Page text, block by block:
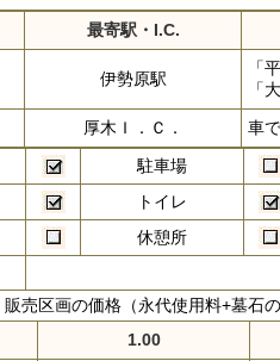
最寄駅・I.C.
伊勢原駅
「
「
厚木Ｉ．Ｃ． 車
駐車場
トイレ
休憩所
売区画の価格（永代使用料+墓
1.00